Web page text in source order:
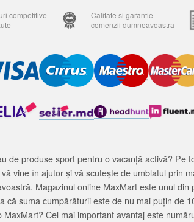
competitive
Calitate si garantie
comenzii dumneavoastra
de produse sport pentru o vacanță activă? Pe
vine în ajutor și vă scutește de umblatul prin
Magazinul online MaxMart este unul
că suma cumpărăturii este de nu mai puțin de
Cel mai important avantaj este